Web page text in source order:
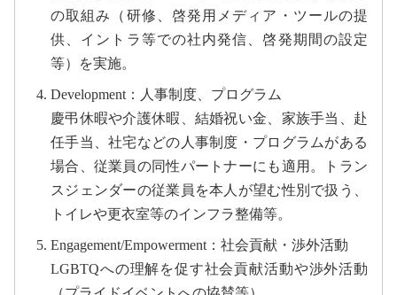
の取組み（研修、啓発用メディア・ツールの提
供、イントラ等での社内発信、啓発期間の設定
等）を実施。
Development：人事制度、プログラム
慶弔休暇や介護休暇、結婚祝い金、家族手当、赴
任手当、社宅などの人事制度・プログラムがある
場合、従業員の同性パートナーにも適用。トラン
スジェンダーの従業員を本人が望む性別で扱う、
トイレや更衣室等のインフラ整備等。
Engagement/Empowerment：社会貢献・渉外活動
LGBTQへの理解を促す社会貢献活動や渉外活動